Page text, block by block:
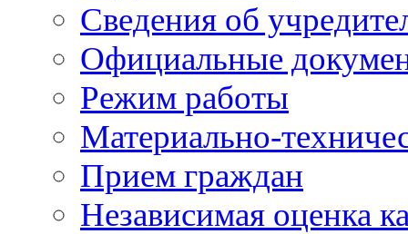
Сведения об
Официальные
Режим работы
Материально-
Прием граждан
Независимая оценка